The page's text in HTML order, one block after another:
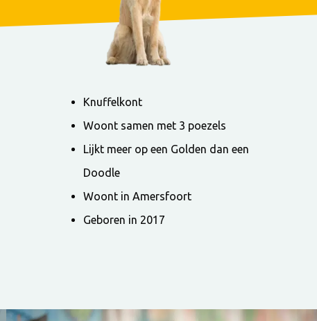
Knuffelkont
Woont samen met 3 poezels
Lijkt meer op een Golden dan een
Doodle
Woont in Amersfoort
Geboren in 2017